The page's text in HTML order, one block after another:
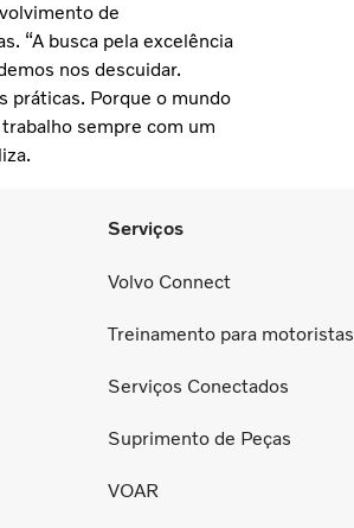
de
“A busca pela excelência
nos descuidar.
práticas. Porque o mundo
sempre com um
Serviços
Volvo Connect
Treinamento para motoristas
Serviços Conectados
Suprimento de Peças
VOAR